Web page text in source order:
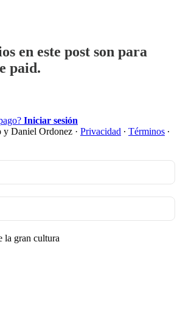
en este post son para
paid.
Iniciar sesión
y Daniel Ordonez · Privacidad ∙ Términos ∙
la gran cultura